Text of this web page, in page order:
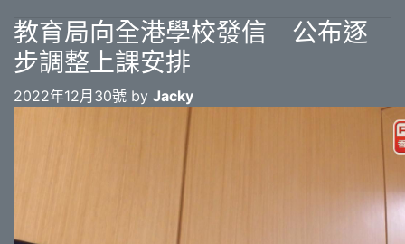
教育局向全港學校發信 公布逐
步調整上課安排
2022年12月30號 by Jacky